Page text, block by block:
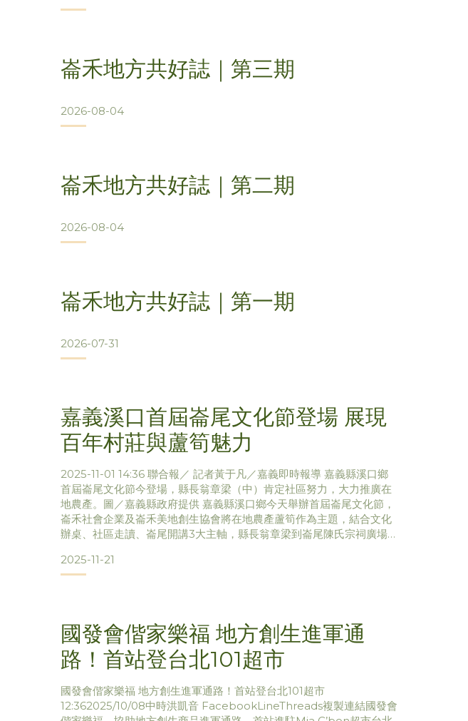
崙禾地方共好誌｜第三期
2026-08-04
崙禾地方共好誌｜第二期
2026-08-04
崙禾地方共好誌｜第一期
2026-07-31
嘉義溪口首屆崙尾文化節登場 展現
百年村莊與蘆筍魅力
2025-11-01 14:36 聯合報／ 記者黃于凡／嘉義即時報導 嘉義縣溪口鄉
首屆崙尾文化節今登場，縣長翁章梁（中）肯定社區努力，大力推廣在
地農產。圖／嘉義縣政府提供 嘉義縣溪口鄉今天舉辦首屆崙尾文化節，
崙禾社會企業及崙禾美地創生協會將在地農產蘆筍作為主題，結合文化
辦桌、社區走讀、崙尾開講3大主軸，縣長翁章梁到崙尾陳氏宗祠廣場參
蘊。 崙禾社會企業理事長陳梧桐說，特色文化辦桌由弘光科技大學餐旅
學院教授吳松濂、副教授王志榮副帶領學生團隊
2025-11-21
國發會偕家樂福 地方創生進軍通
路！首站登台北101超市
國發會偕家樂福 地方創生進軍通路！首站登台北101超市
12:362025/10/08中時洪凱音 FacebookLineThreads複製連結國發會